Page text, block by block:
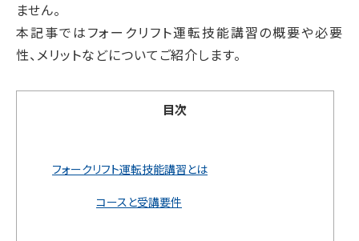
ません。
本記事ではフォークリフト運転技能講習の概要や必要
性、メリットなどについてご紹介します。
目次
フォークリフト運転技能講習とは
コースと受講要件